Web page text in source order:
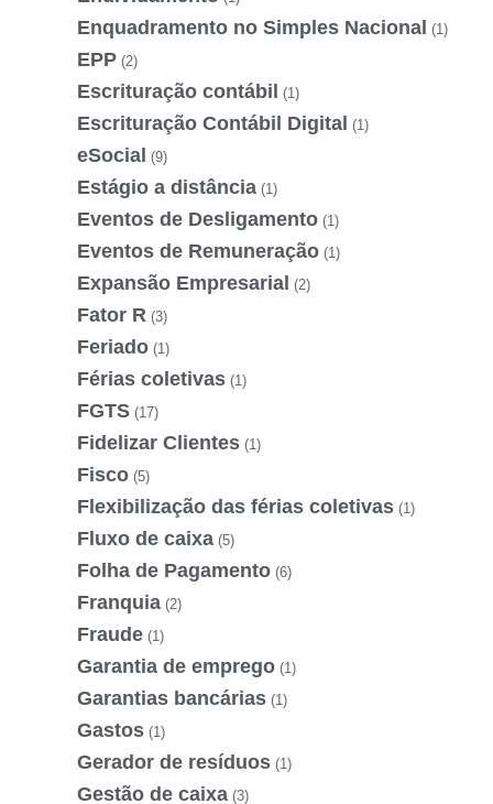
Enquadramento no Simples Nacional (1)
EPP (2)
Escrituração contábil (1)
Escrituração Contábil Digital (1)
eSocial (9)
Estágio a distância (1)
Eventos de Desligamento (1)
Eventos de Remuneração (1)
Expansão Empresarial (2)
Fator R (3)
Feriado (1)
Férias coletivas (1)
FGTS (17)
Fidelizar Clientes (1)
Fisco (5)
Flexibilização das férias coletivas (1)
Fluxo de caixa (5)
Folha de Pagamento (6)
Franquia (2)
Fraude (1)
Garantia de emprego (1)
Garantias bancárias (1)
Gastos (1)
Gerador de resíduos (1)
Gestão de caixa (3)